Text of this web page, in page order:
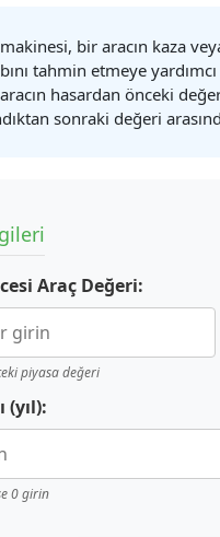
bir aracın kaza
tahmin etmeye
hasardan önceki
sonraki değeri
Araç Değeri:
piyasa değeri
(yıl):
0 girin